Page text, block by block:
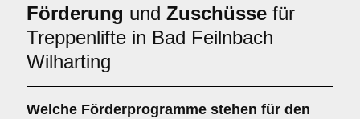
Förderung und Zuschüsse für
Treppenlifte in Bad Feilnbach
Wilharting
Welche Förderprogramme stehen für den